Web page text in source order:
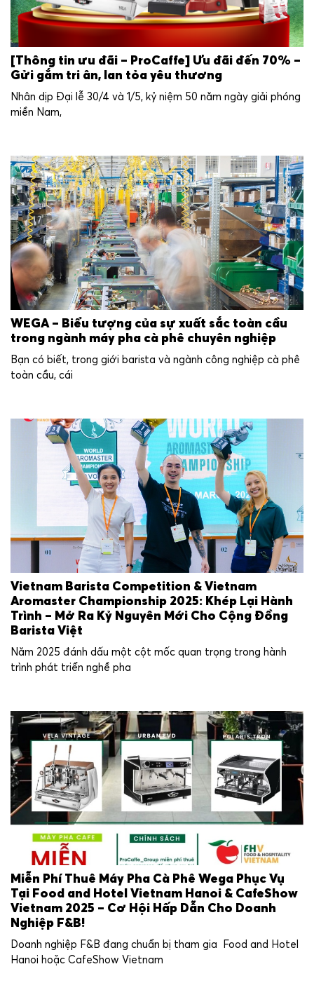
[Thông tin ưu đãi – ProCaffe] Ưu đãi đến 70% –
Gửi gắm tri ân, lan tỏa yêu thương
Nhân dịp Đại lễ 30/4 và 1/5, kỷ niệm 50 năm ngày giải phóng
miền Nam,
WEGA – Biểu tượng của sự xuất sắc toàn cầu
trong ngành máy pha cà phê chuyên nghiệp
Bạn có biết, trong giới barista và ngành công nghiệp cà phê
toàn cầu, cái
Vietnam Barista Competition & Vietnam
Aromaster Championship 2025: Khép Lại Hành
Trình – Mở Ra Kỷ Nguyên Mới Cho Cộng Đồng
Barista Việt
Năm 2025 đánh dấu một cột mốc quan trọng trong hành
trình phát triển nghề pha
Miễn Phí Thuê Máy Pha Cà Phê Wega Phục Vụ
Tại Food and Hotel Vietnam Hanoi & CafeShow
Vietnam 2025 – Cơ Hội Hấp Dẫn Cho Doanh
Nghiệp F&B!
Doanh nghiệp F&B đang chuẩn bị tham gia Food and Hotel
Hanoi hoặc CafeShow Vietnam